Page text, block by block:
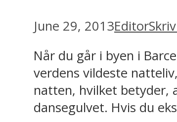
June 29, 2013Editor
Når du går i byen i
verdens vildeste
natten, hvilket betyder,
dansegulvet. Hvis du